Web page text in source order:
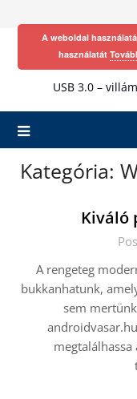
USB 3.0 –
Kategória:
Kiváló
A rengeteg
bukkanhatunk,
sem
A weboldal
használatát